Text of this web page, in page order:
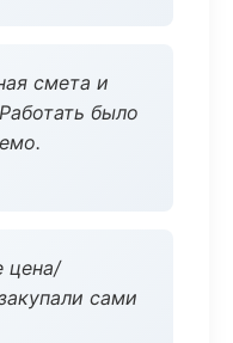
смета и
было
цена/
сами